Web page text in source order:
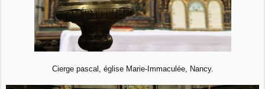
Cierge pascal, église Marie-Immaculée, Nancy.